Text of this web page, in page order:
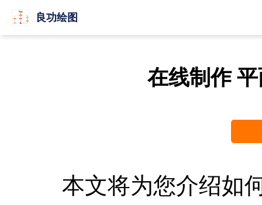
良功绘图
在线制作
本文将为您介绍如